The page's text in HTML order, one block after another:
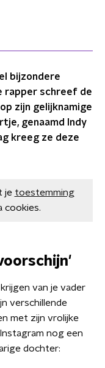
bijzondere
rapper schreef de
zijn gelijknamige
genaamd Indy
kreeg ze deze
je toestemming
cookies.
van je vader
verschillende
met zijn vrolijke
nog een
dochter: